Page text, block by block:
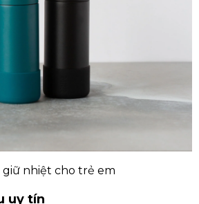
giữ nhiệt cho trẻ em
uy tín